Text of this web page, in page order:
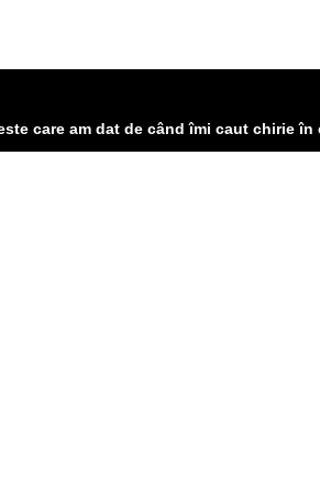
care am dat de când îmi caut chirie